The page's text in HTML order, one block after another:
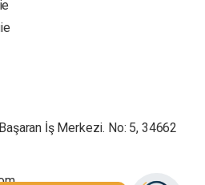
İş Merkezi. No: 5, 34662